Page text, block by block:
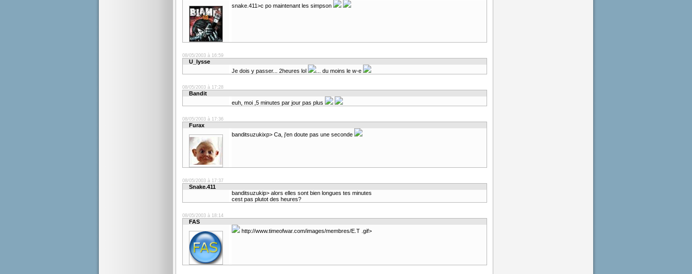
snake.411>c po maintenant les simpson
08/05/2003 à 16:59
U_lysse
Je dois y passer... 2heures lol
... du moins le w-e
08/05/2003 à 17:28
Bandit
euh, moi ,5 minutes par jour pas plus
08/05/2003 à 17:36
Furax
banditsuzukixp> Ca, j'en doute pas une seconde
08/05/2003 à 17:37
Snake.411
banditsuzukip> alors elles sont bien longues tes minutes
cest pas plutot des heures?
08/05/2003 à 18:14
FAS
http://www.timeofwar.com/images/membres/E.T .gif>